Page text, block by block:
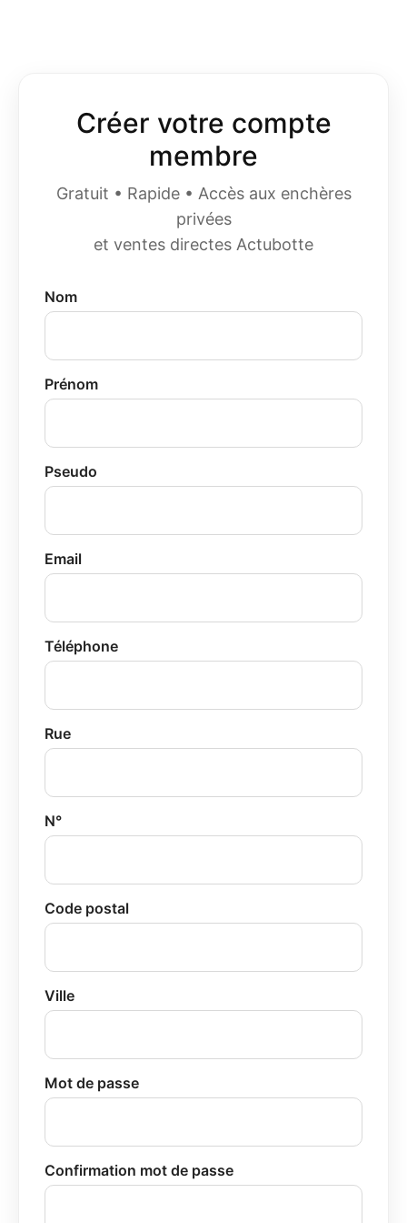
Créer votre compte
membre
Gratuit • Rapide • Accès aux enchères
privées
et ventes directes Actubotte
Nom
Prénom
Pseudo
Email
Téléphone
Rue
N°
Code postal
Ville
Mot de passe
Confirmation mot de passe